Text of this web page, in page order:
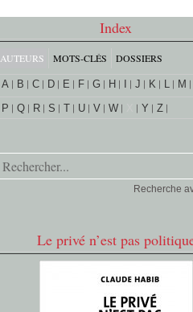
Index
AUTEURS MOTS-CLÉS DOSSIERS
A B C D E F G H J K L M
P
Q R S T U V W Y Z
Recherche
Le privé n’est pas